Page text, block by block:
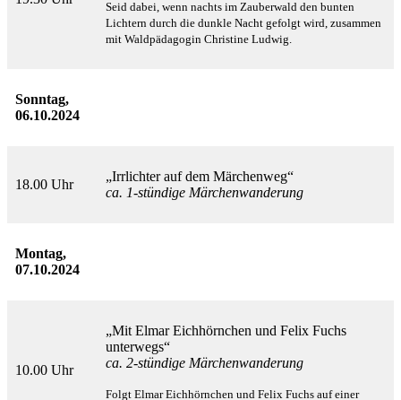
Seid dabei, wenn nachts im Zauberwald den bunten
Lichtern durch die dunkle Nacht gefolgt wird, zusammen
mit Waldpädagogin Christine Ludwig.
Sonntag,
06.10.2024
18.00 Uhr
„Irrlichter auf dem Märchenweg“
ca. 1-stündige Märchenwanderung
Montag,
07.10.2024
10.00 Uhr
„Mit Elmar Eichhörnchen und Felix Fuchs
unterwegs“
ca. 2-stündige Märchenwanderung
Folgt Elmar Eichhörnchen und Felix Fuchs auf einer